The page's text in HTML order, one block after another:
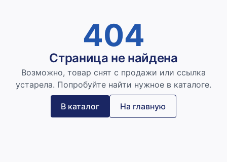
404
Страница не найдена
Возможно, товар снят с продажи или ссылка
устарела. Попробуйте найти нужное в каталоге.
В каталог На главную